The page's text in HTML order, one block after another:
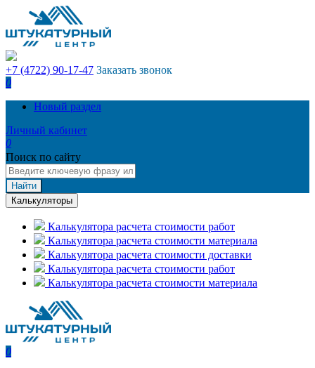
+7 (4722) 90-17-47 Заказать звонок
0
Новый раздел
Личный кабинет
0
Поиск по сайту
Найти
Калькуляторы
Калькулятора расчета стоимости работ
Калькулятора расчета стоимости материала
Калькулятора расчета стоимости доставки
Калькулятора расчета стоимости работ
Калькулятора расчета стоимости материала
0